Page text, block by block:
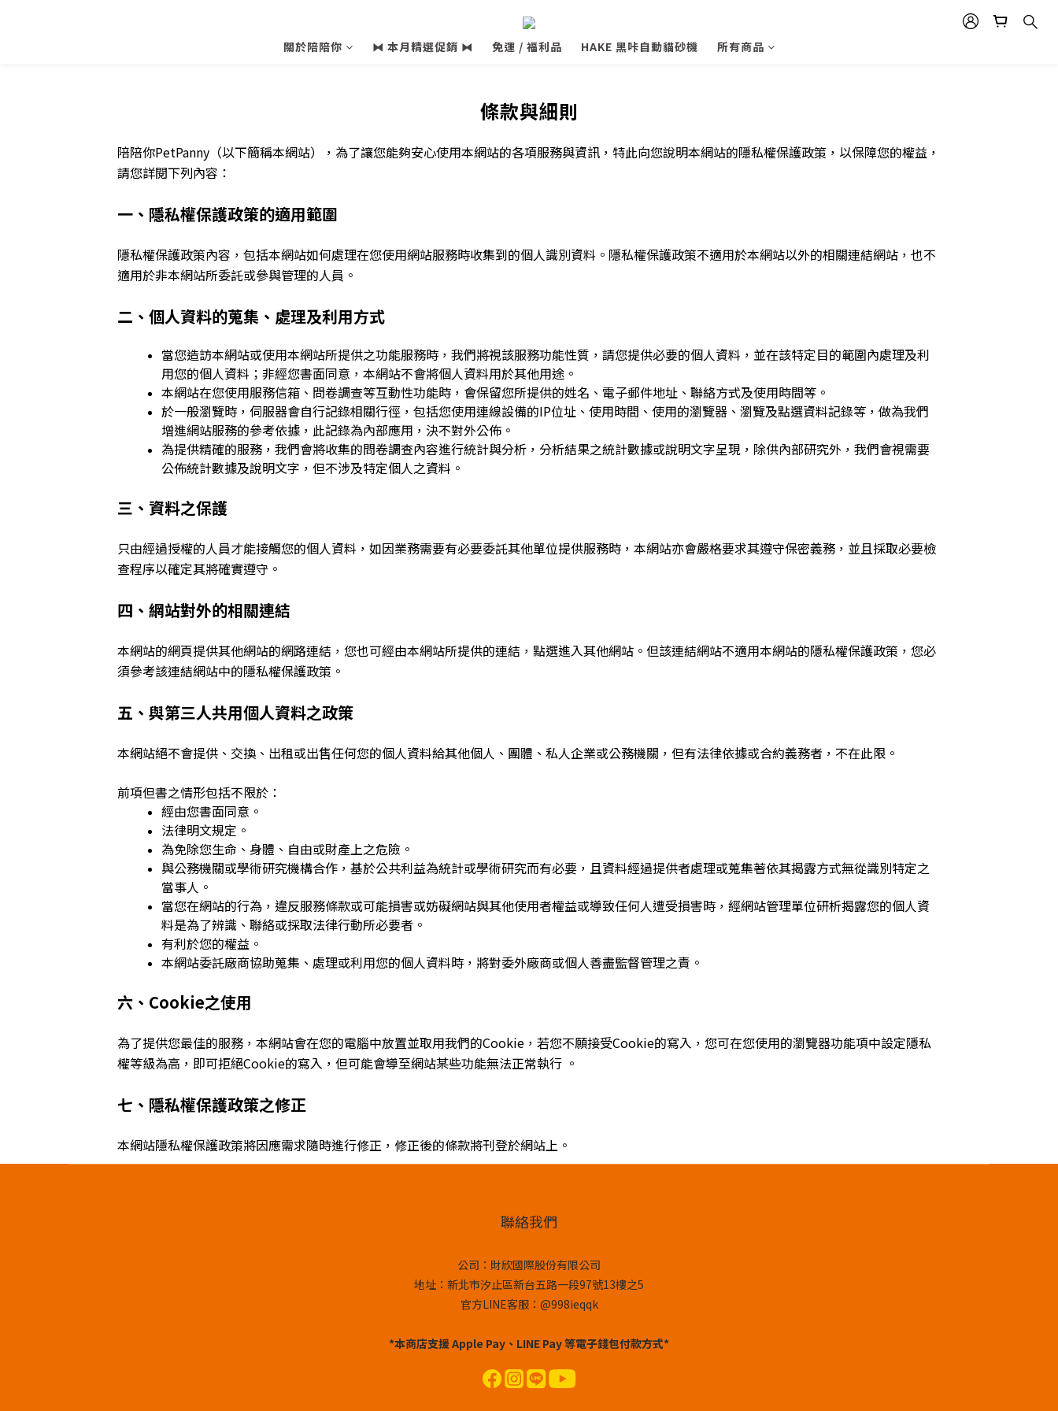
關於陪陪你 ⧓ 本月精選促銷 ⧓ 免運 / 福利品 HAKE 黑咔自動貓砂機 所有商品
條款與細則
陪陪你PetPanny（以下簡稱本網站），為了讓您能夠安心使用本網站的各項服務與資訊，特此向您說明本網站的隱私權保護政策，以保障您的權益，
請您詳閱下列內容：
一、隱私權保護政策的適用範圍
隱私權保護政策內容，包括本網站如何處理在您使用網站服務時收集到的個人識別資料。隱私權保護政策不適用於本網站以外的相關連結網站，也不
適用於非本網站所委託或參與管理的人員。
二、個人資料的蒐集、處理及利用方式
當您造訪本網站或使用本網站所提供之功能服務時，我們將視該服務功能性質，請您提供必要的個人資料，並在該特定目的範圍內處理及利
用您的個人資料；非經您書面同意，本網站不會將個人資料用於其他用途。
本網站在您使用服務信箱、問卷調查等互動性功能時，會保留您所提供的姓名、電子郵件地址、聯絡方式及使用時間等。
於一般瀏覽時，伺服器會自行記錄相關行徑，包括您使用連線設備的IP位址、使用時間、使用的瀏覽器、瀏覽及點選資料記錄等，做為我們
增進網站服務的參考依據，此記錄為內部應用，決不對外公佈。
為提供精確的服務，我們會將收集的問卷調查內容進行統計與分析，分析結果之統計數據或說明文字呈現，除供內部研究外，我們會視需要
公佈統計數據及說明文字，但不涉及特定個人之資料。
三、資料之保護
只由經過授權的人員才能接觸您的個人資料，如因業務需要有必要委託其他單位提供服務時，本網站亦會嚴格要求其遵守保密義務，並且採取必要檢
查程序以確定其將確實遵守。
四、網站對外的相關連結
本網站的網頁提供其他網站的網路連結，您也可經由本網站所提供的連結，點選進入其他網站。但該連結網站不適用本網站的隱私權保護政策，您必
須參考該連結網站中的隱私權保護政策。
五、與第三人共用個人資料之政策
本網站絕不會提供、交換、出租或出售任何您的個人資料給其他個人、團體、私人企業或公務機關，但有法律依據或合約義務者，不在此限。
前項但書之情形包括不限於：
經由您書面同意。
法律明文規定。
為免除您生命、身體、自由或財產上之危險。
與公務機關或學術研究機構合作，基於公共利益為統計或學術研究而有必要，且資料經過提供者處理或蒐集著依其揭露方式無從識別特定之
當事人。
當您在網站的行為，違反服務條款或可能損害或妨礙網站與其他使用者權益或導致任何人遭受損害時，經網站管理單位研析揭露您的個人資
料是為了辨識、聯絡或採取法律行動所必要者。
有利於您的權益。
本網站委託廠商協助蒐集、處理或利用您的個人資料時，將對委外廠商或個人善盡監督管理之責。
六、Cookie之使用
為了提供您最佳的服務，本網站會在您的電腦中放置並取用我們的Cookie，若您不願接受Cookie的寫入，您可在您使用的瀏覽器功能項中設定隱私
權等級為高，即可拒絕Cookie的寫入，但可能會導至網站某些功能無法正常執行 。
七、隱私權保護政策之修正
本網站隱私權保護政策將因應需求隨時進行修正，修正後的條款將刊登於網站上。
聯絡我們
公司：財欣國際股份有限公司
地址：新北市汐止區新台五路一段97號13樓之5
官方LINE客服：@998ieqqk
*本商店支援 Apple Pay、LINE Pay 等電子錢包付款方式*